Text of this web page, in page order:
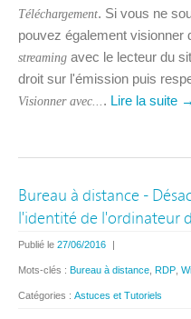
Téléchargement. Si vous ne
pouvez également visionner
streaming avec le lecteur du
droit sur l'émission puis
Visionner avec... . Lire la suite →
Bureau à distance -
l'identité de l'ordinateur
Publié le 27/06/2016 |
Mots-clés : Bureau à distance RDP
Catégories : Astuces et Tutoriels